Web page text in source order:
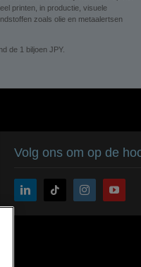
printen, in productie, visuele
zoals olie en metaalertsen
de 1 biljoen JPY.
Volg ons om op de